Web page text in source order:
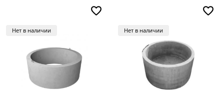
Нет в наличии Нет в наличии